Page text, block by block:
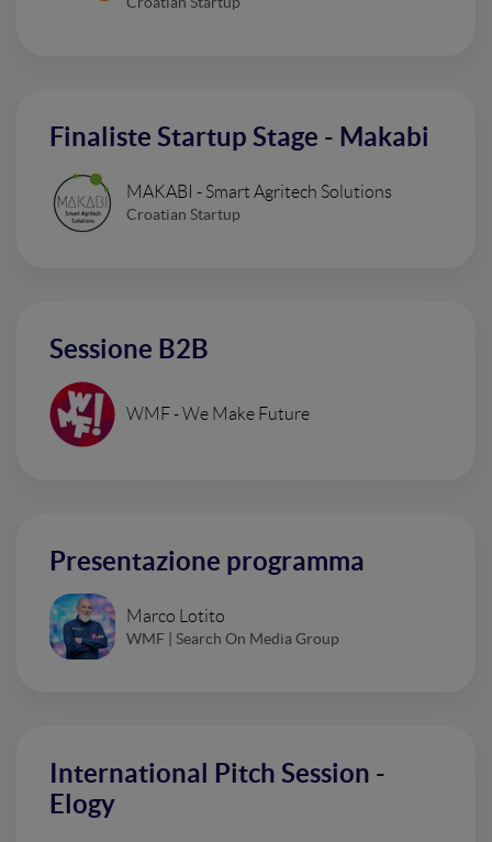
Finaliste Startup Stage - Makabi
MAKABI - Smart Agritech Solutions
Croatian Startup
Sessione B2B
WMF - We Make Future
Presentazione programma
Marco Lotito
WMF | Search On Media Group
International Pitch Session -
Elogy